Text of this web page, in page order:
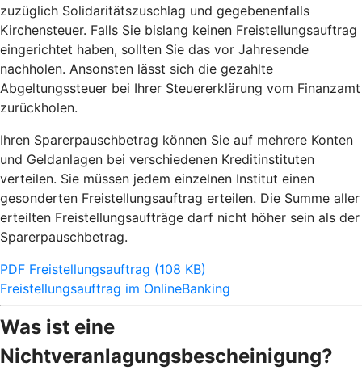
zuzüglich Solidaritätszuschlag und gegebenenfalls
Kirchensteuer. Falls Sie bislang keinen Freistellungsauftrag
eingerichtet haben, sollten Sie das vor Jahresende
nachholen. Ansonsten lässt sich die gezahlte
Abgeltungssteuer bei Ihrer Steuererklärung vom Finanzamt
zurückholen.
Ihren Sparerpauschbetrag können Sie auf mehrere Konten
und Geldanlagen bei verschiedenen Kreditinstituten
verteilen. Sie müssen jedem einzelnen Institut einen
gesonderten Freistellungsauftrag erteilen. Die Summe aller
erteilten Freistellungsaufträge darf nicht höher sein als der
Sparerpauschbetrag.
PDF Freistellungsauftrag (108 KB)
Freistellungsauftrag im OnlineBanking
Was ist eine
Nichtveranlagungsbescheinigung?